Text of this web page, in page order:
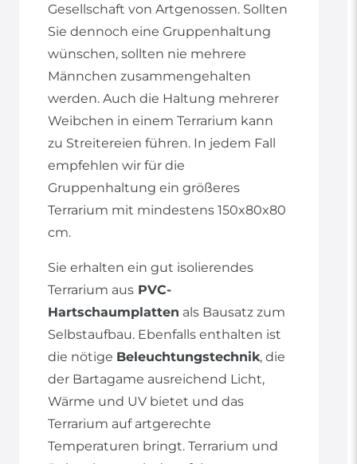
Gesellschaft von Artgenossen. Sollten
Sie dennoch eine Gruppenhaltung
wünschen, sollten nie mehrere
Männchen zusammengehalten
werden. Auch die Haltung mehrerer
Weibchen in einem Terrarium kann
zu Streitereien führen. In jedem Fall
empfehlen wir für die
Gruppenhaltung ein größeres
Terrarium mit mindestens 150x80x80
cm.
Sie erhalten ein gut isolierendes
Terrarium aus PVC-
Hartschaumplatten als Bausatz zum
Selbstaufbau. Ebenfalls enthalten ist
die nötige Beleuchtungstechnik, die
der Bartagame ausreichend Licht,
Wärme und UV bietet und das
Terrarium auf artgerechte
Temperaturen bringt. Terrarium und